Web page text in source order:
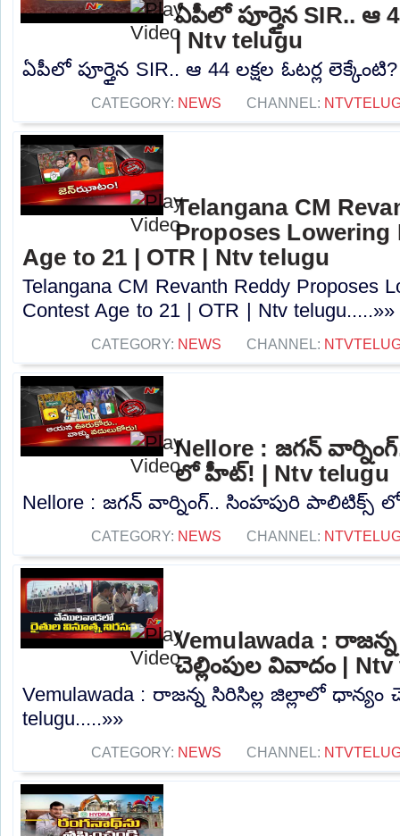
ఏపీలో పూర్తైన SIR.. ఆ
| Ntv telugu
ఏపీలో పూర్తైన SIR.. ఆ 44 లక్షల ఓటర్ల
CATEGORY: NEWS CHANNEL:
Telangana CM
Proposes Lowering
Age to 21 | OTR | Ntv telugu
Telangana CM Revanth Reddy Proposes
Contest Age to 21 | OTR | Ntv telugu.....»»
CATEGORY: NEWS CHANNEL:
Nellore : జగన్
లో హీట్! | Ntv telugu
Nellore : జగన్ వార్నింగ్.. సింహపురి పాలిటిక్స్
CATEGORY: NEWS CHANNEL:
Vemulawada :
చెల్లింపుల వివాదం |
Vemulawada : రాజన్న సిరిసిల్ల జిల్లాలో ధాన్యం
telugu.....»»
CATEGORY: NEWS CHANNEL: